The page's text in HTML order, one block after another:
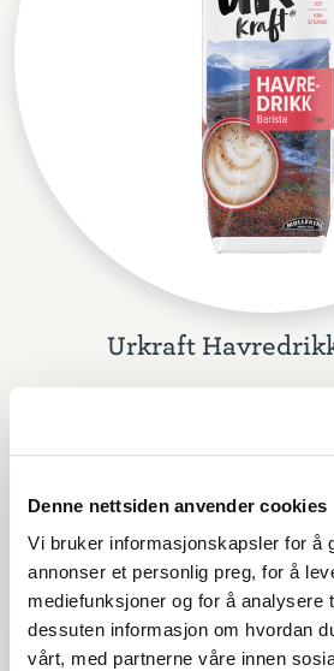
Denne nettsiden anvender cookies
Vi bruker informasjonskapsler for å
annonser et personlig preg, for å
mediefunksjoner og for å analysere
dessuten informasjon om hvordan
vårt, med partnerne våre innen
Urkraft